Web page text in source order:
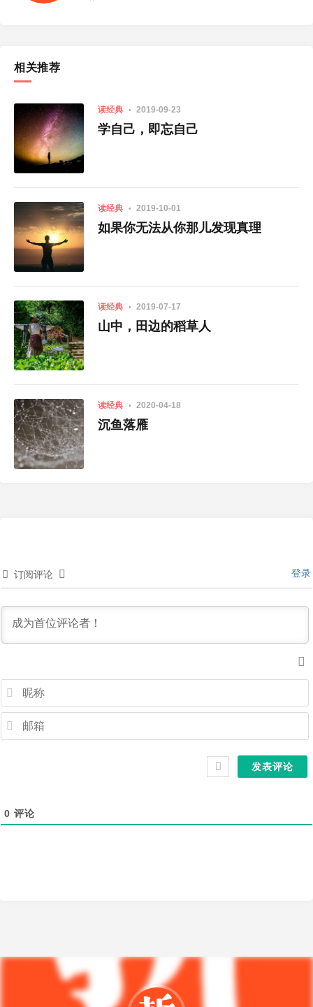
相关推荐
读经典 2019-09-23
学自己，即忘自己
读经典 2019-10-01
如果你无法从你那儿发现真理
读经典 2019-07-17
山中，田边的稻草人
读经典 2020-04-18
沉鱼落雁
订阅评论 登录
0 评论